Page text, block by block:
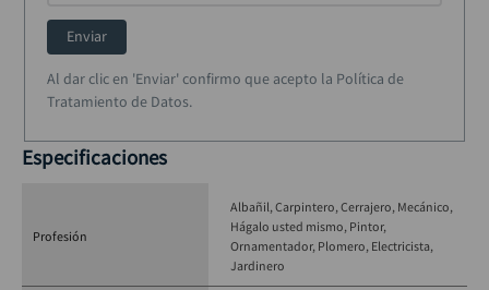
Enviar
Al dar clic en 'Enviar' confirmo que acepto la Política de
Tratamiento de Datos.
Especificaciones
Profesión
Albañil Carpintero Cerrajero Mecánico
Hágalo usted mismo Pintor
Ornamentador Plomero Electricista
Jardinero